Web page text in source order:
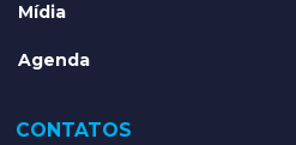
Mídia
Agenda
CONTATOS